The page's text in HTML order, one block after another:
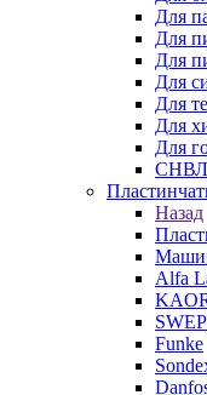
Для
Для
Для
Для
Для
Для
Для
СНВЛ
Назад
Alfa
Funke